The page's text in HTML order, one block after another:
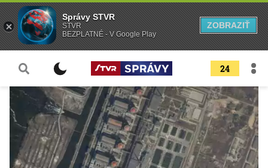
24
Správy STVR
STVR
BEZPLATNÉ - V Google Play
ZOBRAZIŤ